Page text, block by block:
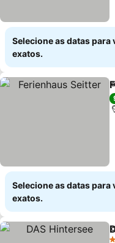
Selecione as datas para
exatos.
Selecione as datas para
exatos.